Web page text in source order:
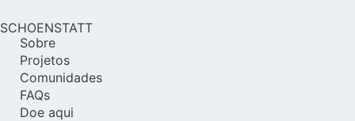
SCHOENSTATT
Sobre
Projetos
Comunidades
FAQs
Doe aqui